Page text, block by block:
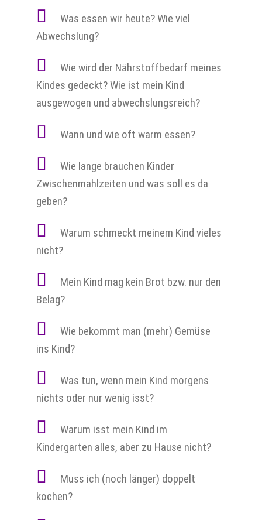
Was essen wir heute? Wie viel
Abwechslung?
Wie wird der Nährstoffbedarf meines
Kindes gedeckt? Wie ist mein Kind
ausgewogen und abwechslungsreich?
Wann und wie oft warm essen?
Wie lange brauchen Kinder
Zwischenmahlzeiten und was soll es da
geben?
Warum schmeckt meinem Kind vieles
nicht?
Mein Kind mag kein Brot bzw. nur den
Belag?
Wie bekommt man (mehr) Gemüse
ins Kind?
Was tun, wenn mein Kind morgens
nichts oder nur wenig isst?
Warum isst mein Kind im
Kindergarten alles, aber zu Hause nicht?
Muss ich (noch länger) doppelt
kochen?